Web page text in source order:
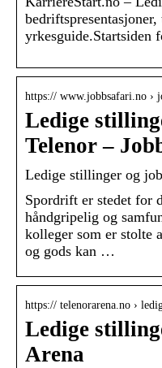
yrkesguide.Startsiden
https:// www.jobbsafari.no ›
Ledige
Telenor –
Ledige stillinger og
Spordrift er stedet for
håndgripelig og
kolleger som er stolte
og gods kan …
https:// telenorarena.no ›
Ledige
Arena